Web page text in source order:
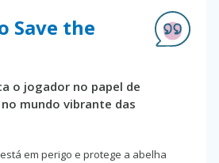
Save the
o jogador no papel de
mundo vibrante das
em perigo e protege a abelha